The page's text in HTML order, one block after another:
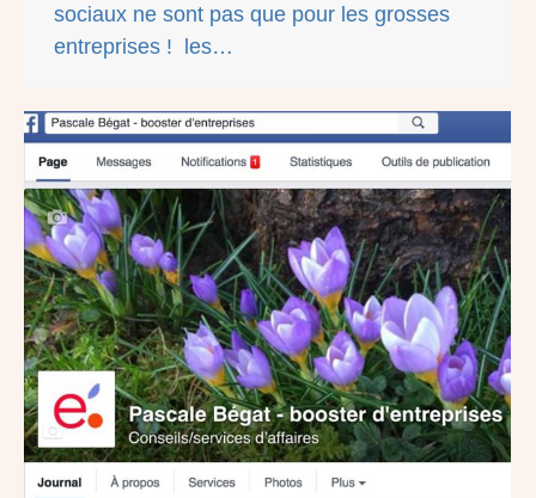
sociaux ne sont pas que pour les grosses
entreprises ! les…